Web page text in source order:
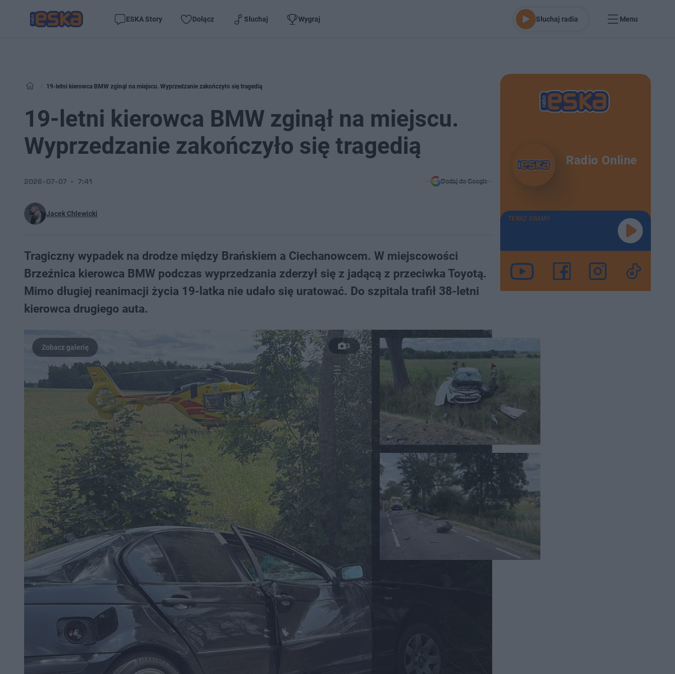
ESKA Story Dołącz Słuchaj Wygraj Słuchaj radia Menu
19-letni kierowca BMW zginął na miejscu. Wyprzedzanie zakończyło się tragedią
19-letni kierowca BMW zginął na miejscu.
Wyprzedzanie zakończyło się tragedią
Jacek Chlewicki
2026-07-07 7:41 Dodaj do Google
Tragiczny wypadek na drodze między Brańskiem a Ciechanowcem. W miejscowości
Brzeźnica kierowca BMW podczas wyprzedzania zderzył się z jadącą z przeciwka Toyotą.
Mimo długiej reanimacji życia 19-latka nie udało się uratować. Do szpitala trafił 38-letni
kierowca drugiego auta.
3
Radio Online
TERAZ GRAMY